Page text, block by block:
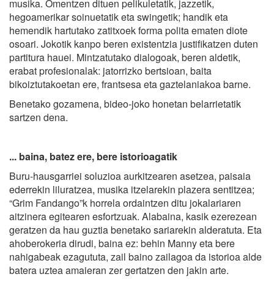
musika. Omentzen dituen pelikuletatik, jazzetik,
hegoamerikar soinuetatik eta swingetik; handik eta
hemendik hartutako zatitxoek forma polita ematen diote
osoari. Jokotik kanpo beren existentzia justifikatzen duten
partitura hauei. Mintzatutako dialogoak, beren aldetik,
erabat profesionalak: jatorrizko bertsioan, baita
bikoiztutakoetan ere, frantsesa eta gaztelaniakoa barne.
Benetako gozamena, bideo-joko honetan belarrietatik
sartzen dena.
... baina, batez ere, bere istorioagatik
Buru-hausgarriei soluzioa aurkitzearen asetzea, paisaia
ederrekin liluratzea, musika itzelarekin plazera sentitzea;
“Grim Fandango”k horrela ordaintzen ditu jokalariaren
aitzinera egitearen esfortzuak. Alabaina, kasik ezerezean
geratzen da hau guztia benetako sariarekin alderatuta. Eta
ahoberokeria dirudi, baina ez: behin Manny eta bere
nahigabeak ezagututa, zail baino zailagoa da istorioa alde
batera uztea amaieran zer gertatzen den jakin arte.